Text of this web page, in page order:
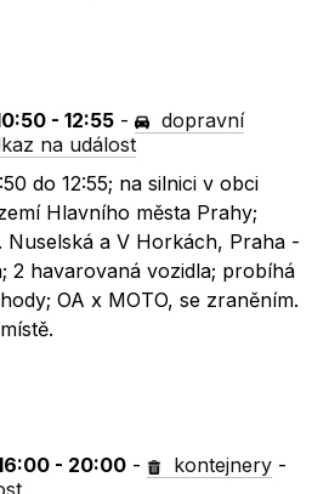
- 12:55 -
dopravní
na událost
do 12:55; na silnici v obci
Hlavního města Prahy;
Nuselská a V Horkách, Praha -
2 havarovaná vozidla; probíhá
OA x MOTO, se zraněním.
- 20:00 - kontejnery -